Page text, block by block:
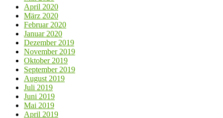
April 2020
März 2020
Februar 2020
Januar 2020
Dezember 2019
November 2019
Oktober 2019
September 2019
August 2019
Juli 2019
Juni 2019
Mai 2019
April 2019